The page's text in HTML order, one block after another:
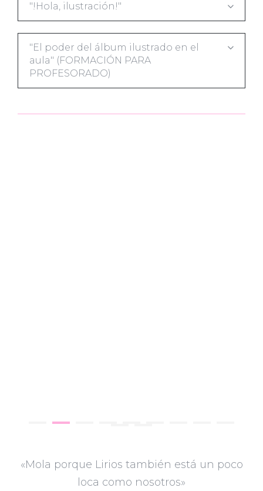
"!Hola, ilustración!"
"El poder del álbum ilustrado en el
aula" (FORMACIÓN PARA
PROFESORADO)
«Mola porque Lirios también está un poco
loca como nosotros»